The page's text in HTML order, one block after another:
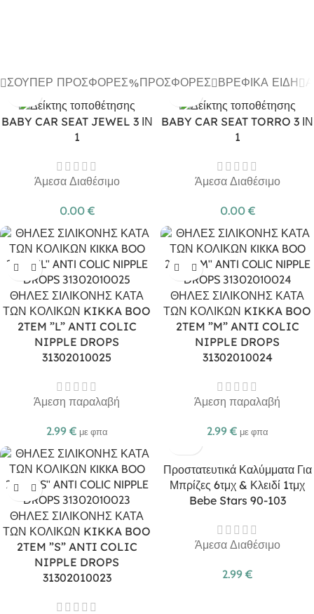
ΣΟΎΠΕΡ ΠΡΟΣΦΟΡΈΣ ΠΡΟΣΦΟΡΈΣ ΒΡΕΦΙΚΆ ΕΊΔΗ
BABY CAR SEAT JEWEL 3 ΙΝ
1
Άμεσα Διαθέσιμο
0.00 €
BABY CAR SEAT TORRO 3 ΙΝ
1
Άμεσα Διαθέσιμο
0.00 €
ΘΗΛΕΣ ΣΙΛΙΚΟΝΗΣ ΚΑΤΑ
ΤΩΝ ΚΟΛΙΚΩΝ KIKKA BOO
2TEM ”L” ANTI COLIC
NIPPLE DROPS
31302010025
Άμεση παραλαβή
2.99 € με φπα
ΘΗΛΕΣ ΣΙΛΙΚΟΝΗΣ ΚΑΤΑ
ΤΩΝ ΚΟΛΙΚΩΝ KIKKA BOO
2TEM ”M” ANTI COLIC
NIPPLE DROPS
31302010024
Άμεση παραλαβή
2.99 € με φπα
ΘΗΛΕΣ ΣΙΛΙΚΟΝΗΣ ΚΑΤΑ
ΤΩΝ ΚΟΛΙΚΩΝ KIKKA BOO
2TEM ”S” ANTI COLIC
NIPPLE DROPS
31302010023
Προστατευτικά Καλύμματα Για
Μπρίζες 6τμχ & Κλειδί 1τμχ
Bebe Stars 90-103
Άμεσα Διαθέσιμο
2.99 €